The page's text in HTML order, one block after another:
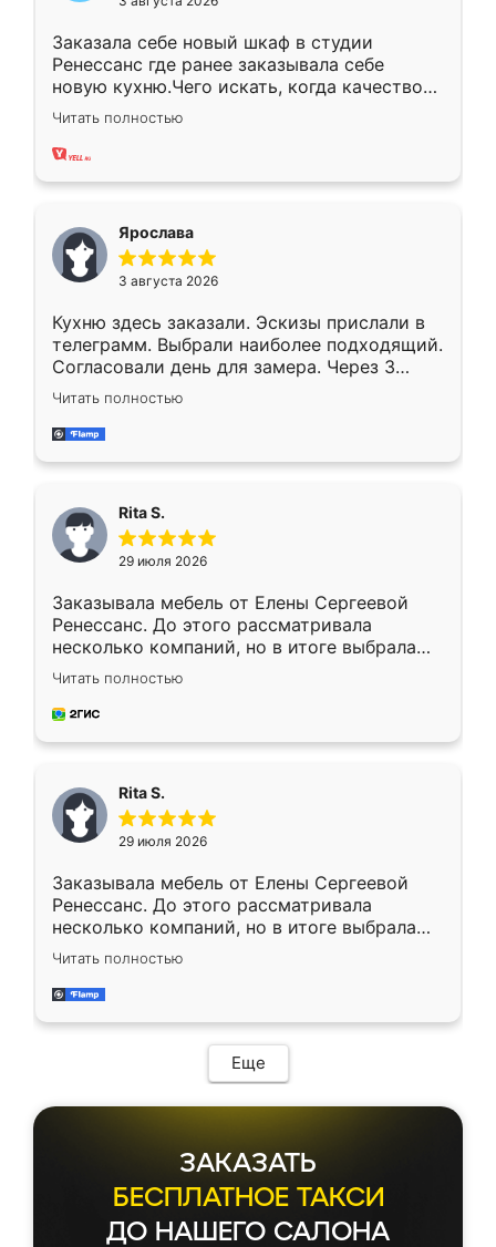
Заказала себе новый шкаф в студии
Ренессанс где ранее заказывала себе
новую кухню.Чего искать, когда качеством
вполне довольна. Служит кухня уже почти
два года, нареканий нет.
Читать полностью
Ярослава
3 августа 2026
Кухню здесь заказали. Эскизы прислали в
телеграмм. Выбрали наиболее подходящий.
Согласовали день для замера. Через 3
недели кухня была уже готова. Остались
довольны работой. Спасибо Ренессанс
мебель за качественную работу!
Читать полностью
Rita S.
29 июля 2026
Заказывала мебель от Елены Сергеевой
Ренессанс. До этого рассматривала
несколько компаний, но в итоге выбрала
эту. Сначала обговорили условия, потом
приехал замерщик, всё спокойно объяснил
и снял размеры. Изготовили в срок, с
каких-либо доработок. Качеством осталась
довольна, все выглядит так, как и ожидала.
Читать полностью
Rita S.
29 июля 2026
Заказывала мебель от Елены Сергеевой
Ренессанс. До этого рассматривала
несколько компаний, но в итоге выбрала
эту. Сначала обговорили условия, потом
приехал замерщик, всё спокойно объяснил
и снял размеры. Изготовили в срок, с
мебель сразу встала на свое место без
каких-либо доработок. Качеством осталась
довольна, все выглядит так, как и ожидала.
Читать полностью
Еще
ЗАКАЗАТЬ
БЕСПЛАТНОЕ ТАКСИ
ДО НАШЕГО САЛОНА